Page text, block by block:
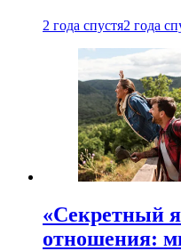
2 года спустя2 года
«Секретный
отношения: